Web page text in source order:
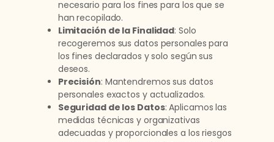
necesario para los fines para los que se
han recopilado.
Limitación de la Finalidad: Solo
recogeremos sus datos personales para
los fines declarados y solo según sus
deseos.
Precisión: Mantendremos sus datos
personales exactos y actualizados.
Seguridad de los Datos: Aplicamos las
medidas técnicas y organizativas
adecuadas y proporcionales a los riesgos